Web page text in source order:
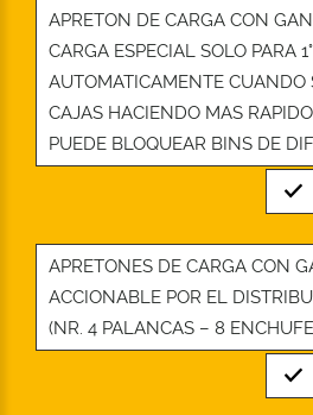
APRETON DE CARGA CON
CARGA ESPECIAL SOLO PARA
AUTOMATICAMENTE CUANDO
CAJAS HACIENDO MAS
PUEDE BLOQUEAR BINS DE
APRETONES DE CARGA CON
ACCIONABLE POR EL
(NR. 4 PALANCAS – 8